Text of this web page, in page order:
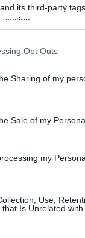
its third-party
Opt Outs
Sharing of my
Sale of my
my
Use,
Is Unrelated